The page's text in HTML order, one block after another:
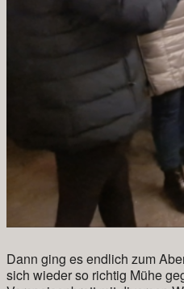
Dann ging es endlich zum
sich wieder so richtig Mühe